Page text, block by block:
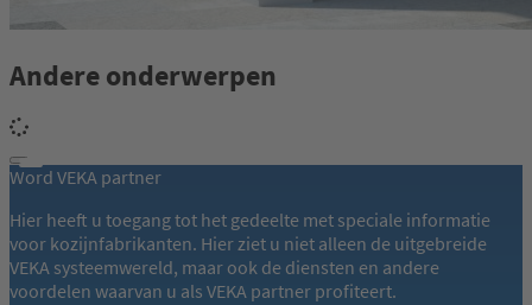
Andere onderwerpen
Word VEKA partner
Hier heeft u toegang tot het gedeelte met speciale informatie
voor kozijnfabrikanten. Hier ziet u niet alleen de uitgebreide
VEKA systeemwereld, maar ook de diensten en andere
voordelen waarvan u als VEKA partner profiteert.